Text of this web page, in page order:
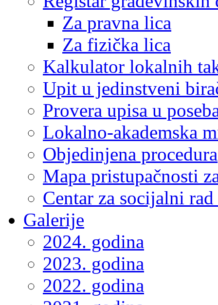
Za pravna lica
Za fizička lica
Kalkulator lokalnih
Upit u jedinstveni
Provera upisa u
Lokalno-akademska
Objedinjena procedura
Mapa pristupačnosti
Centar za socijalni
Galerije
2024. godina
2023. godina
2022. godina